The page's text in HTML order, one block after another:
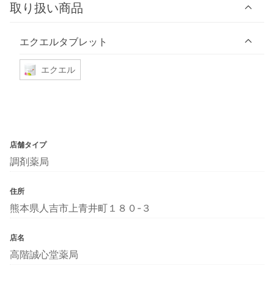
取り扱い商品
エクエルタブレット
エクエル
店舗タイプ
調剤薬局
住所
熊本県人吉市上青井町１８０-３
店名
高階誠心堂薬局